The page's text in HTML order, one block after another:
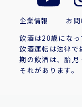
飲酒は20歳になっ
飲酒運転は法律で
期の飲酒は、胎児
それがあります。
企業情報 お